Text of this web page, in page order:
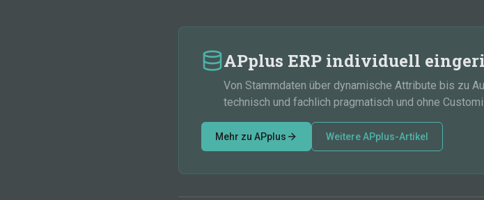
APplus ERP individuell
Von Stammdaten über dynamische Attribute bis zu
technisch und fachlich pragmatisch und ohne
Mehr zu APplus Weitere APplus-Artikel